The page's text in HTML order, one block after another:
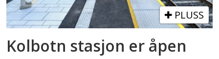
PLUSS
Kolbotn stasjon er åpen